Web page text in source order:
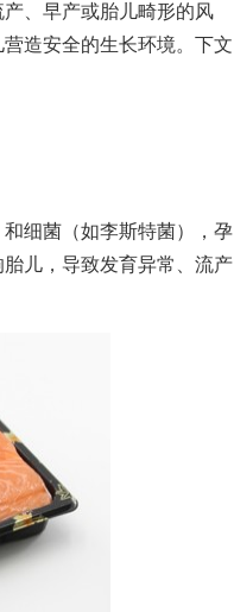
、早产或胎儿畸形的风
造安全的生长环境。下文
细菌（如李斯特菌），孕
儿，导致发育异常、流产